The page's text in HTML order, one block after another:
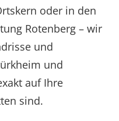
oder in den
Rotenberg – wir
und
und
auf Ihre
sind.